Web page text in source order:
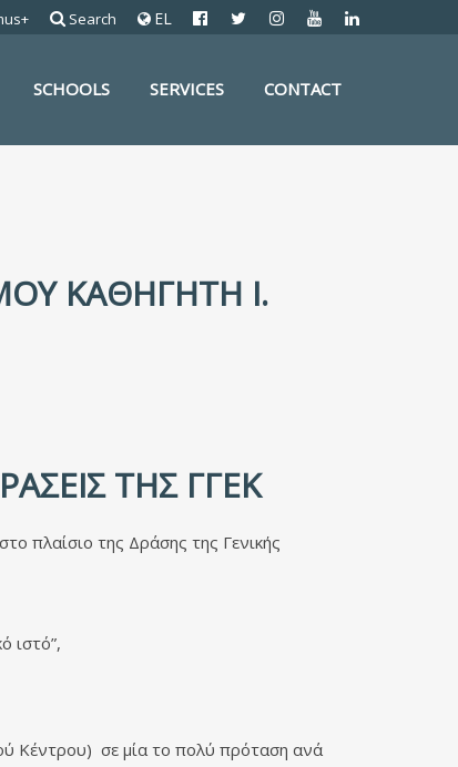
EL
Search
SCHOOLS SERVICES CONTACT
ΚΑΘΗΓΗΤΉ Ι.
ΤΗΣ ΓΓΕΚ
πλαίσιο της Δράσης της Γενικής
ιστό”,
Κέντρου) σε μία το πολύ πρόταση ανά